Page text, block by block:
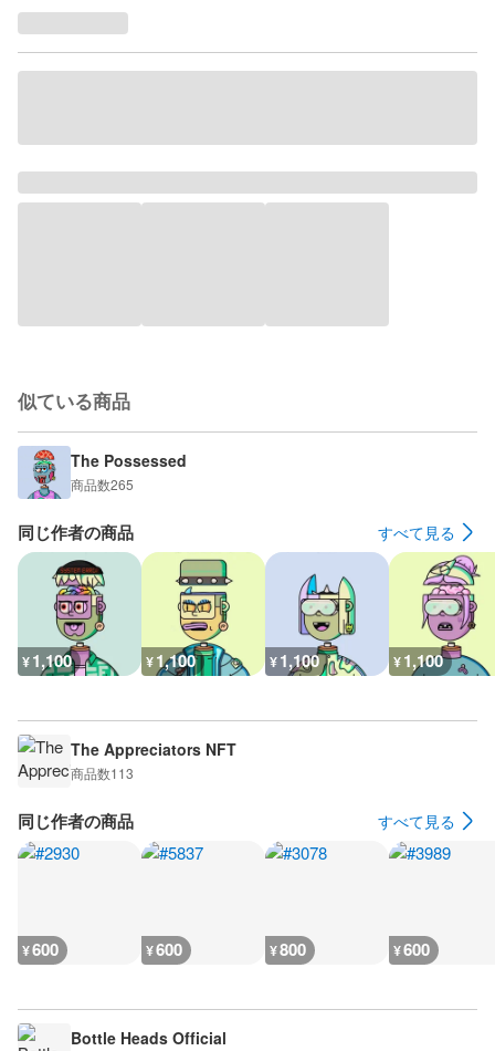
似ている商品
The Possessed
商品数265
同じ作者の商品 すべて見る
¥1,100 ¥1,100 ¥1,100 ¥1,100
The Appreciators NFT
商品数113
同じ作者の商品 すべて見る
¥600 ¥600 ¥800 ¥600
Bottle Heads Official